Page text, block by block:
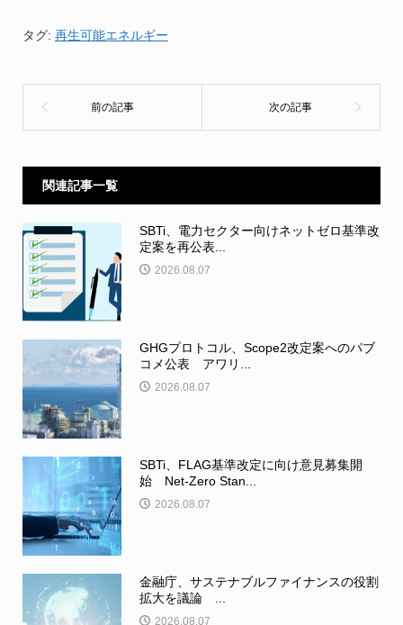
タグ: 再生可能エネルギー
関連記事一覧
SBTi、電力セクター向けネットゼロ基準改
定案を再公表...
2026.08.07
GHGプロトコル、Scope2改定案へのパブ
コメ公表 アワリ...
2026.08.07
SBTi、FLAG基準改定に向け意見募集開
始 Net-Zero Stan...
2026.08.07
金融庁、サステナブルファイナンスの役割
拡大を議論 ...
2026.08.07